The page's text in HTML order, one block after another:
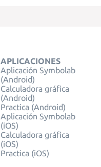
APLICACIONES
Aplicación Symbolab
(Android)
Calculadora gráfica
(Android)
Practica (Android)
Aplicación Symbolab
(iOS)
Calculadora gráfica
(iOS)
Practica (iOS)